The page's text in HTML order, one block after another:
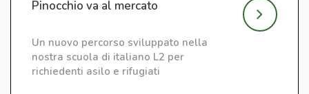
Pinocchio va al mercato
Un nuovo percorso sviluppato nella
nostra scuola di italiano L2 per
richiedenti asilo e rifugiati